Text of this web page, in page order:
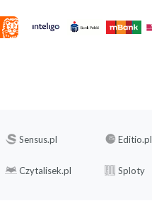
Sensus.pl Editio.pl
Czytalisek.pl Sploty